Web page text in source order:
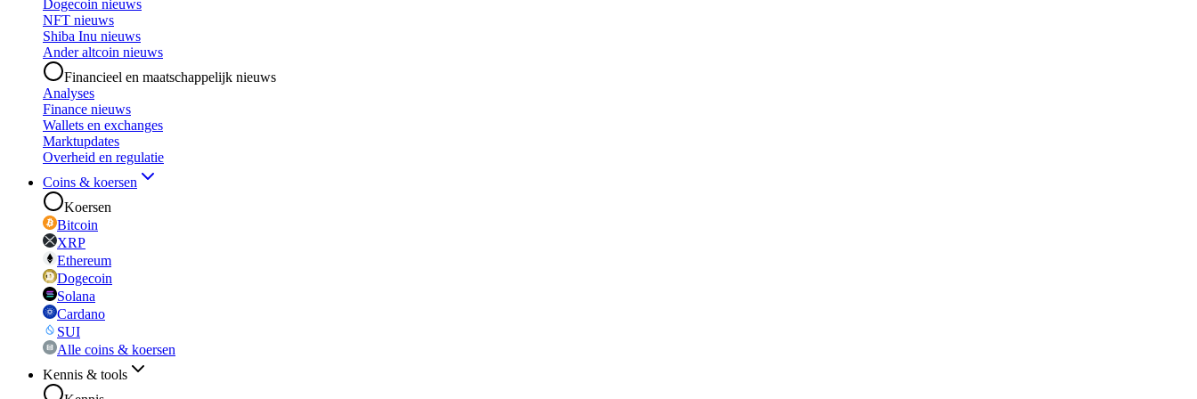
Dogecoin nieuws
NFT nieuws
Shiba Inu nieuws
Ander altcoin nieuws
Financieel en maatschappelijk nieuws
Analyses
Finance nieuws
Wallets en exchanges
Marktupdates
Overheid en regulatie
Coins & koersen
Koersen
Bitcoin
XRP
Ethereum
Dogecoin
Solana
Cardano
SUI
Alle coins & koersen
Kennis & tools